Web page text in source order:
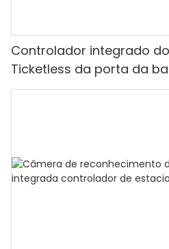
Controlador integrado
Ticketless da porta da